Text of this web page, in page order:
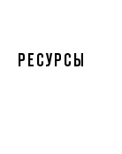
РЕСУРСЫ